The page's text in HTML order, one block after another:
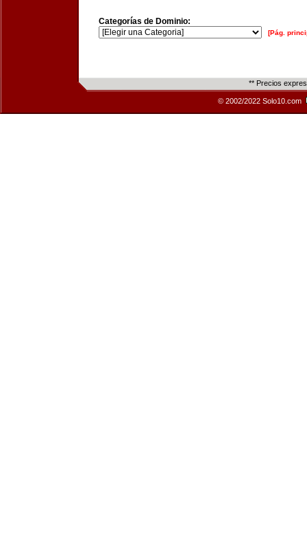
Categorías de Dominio:
[Pág.
** Precios
© 2002/2022 Solo10.com